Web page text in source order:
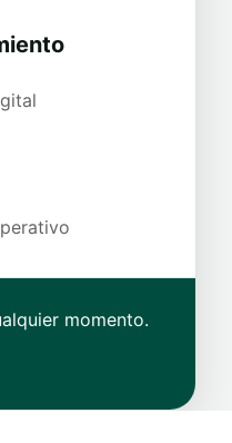
momento.